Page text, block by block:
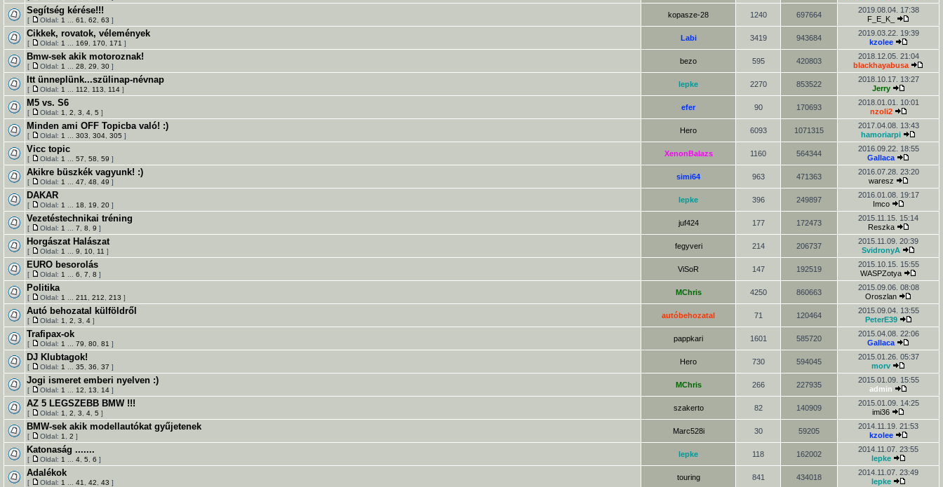
Segítség kérése!!!
[ Oldal: 1 61 62 63 ]
kopasze-28 1240 697664
2019.08.04. 17:38
F_E_K_
Cikkek, rovatok, vélemények
[ Oldal: 1 169 170 171 ]
Labi 3419 943684
2019.03.22. 19:39
kzolee
Bmw-sek akik motoroznak!
[ Oldal: 1 28 29 30 ]
bezo 595 420803
2018.12.05. 21:04
blackhayabusa
Itt ünneplünk...szülinap-névnap
[ Oldal: 1 112 113 114 ]
lepke 2270 853522
2018.10.17. 13:27
Jerry
M5 vs. S6
[ Oldal: 1 2 3 4 5 ]
efer 90 170693
2018.01.01. 10:01
nzoli2
Minden ami OFF Topicba való! :)
[ Oldal: 1 303 304 305 ]
Hero 6093 1071315
2017.04.08. 13:43
hamoriarpi
Vicc topic
[ Oldal: 1 57 58 59 ]
XenonBalazs 1160 564344
2016.09.22. 18:55
Gallaca
Akikre büszkék vagyunk! :)
[ Oldal: 1 47 48 49 ]
simi64 963 471363
2016.07.28. 23:20
waresz
DAKAR
[ Oldal: 1 18 19 20 ]
lepke 396 249897
2016.01.08. 19:17
Imco
Vezetéstechnikai tréning
[ Oldal: 1 7 8 9 ]
juf424 177 172473
2015.11.15. 15:14
Reszka
Horgászat Halászat
[ Oldal: 1 9 10 11 ]
fegyveri 214 206737
2015.11.09. 20:39
SvidronyA
EURO besorolás
[ Oldal: 1 6 7 8 ]
ViSoR 147 192519
2015.10.15. 15:55
WASPZotya
Politika
[ Oldal: 1 211 212 213 ]
MChris 4250 860663
2015.09.06. 08:08
Oroszlan
Autó behozatal külföldről
[ Oldal: 1 2 3 4 ]
autóbehozatal 71 120464
2015.09.04. 13:55
PeterE39
Trafipax-ok
[ Oldal: 1 79 80 81 ]
pappkari 1601 585720
2015.04.08. 22:06
Gallaca
DJ Klubtagok!
[ Oldal: 1 35 36 37 ]
Hero 730 594045
2015.01.26. 05:37
morv
Jogi ismeret emberi nyelven :)
[ Oldal: 1 12 13 14 ]
MChris 266 227935
2015.01.09. 15:55
admin
AZ 5 LEGSZEBB BMW !!!
[ Oldal: 1 2 3 4 5 ]
szakerto 82 140909
2015.01.09. 14:25
imi36
BMW-sek akik modellautókat gyűjetenek
[ Oldal: 1 2 ]
Marc528i 30 59205
2014.11.19. 21:53
kzolee
Katonaság .......
[ Oldal: 1 4 5 6 ]
lepke 118 162002
2014.11.07. 23:55
lepke
Adalékok
[ Oldal: 1 41 42 43 ]
touring 841 434018
2014.11.07. 23:49
lepke